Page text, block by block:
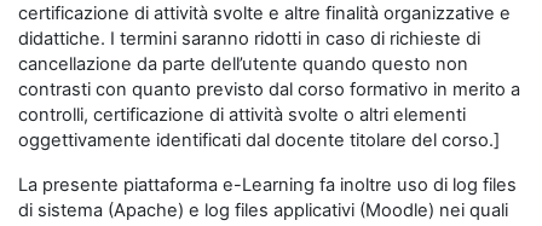
certificazione di attività svolte e altre finalità organizzative e
didattiche. I termini saranno ridotti in caso di richieste di
cancellazione da parte dell’utente quando questo non
contrasti con quanto previsto dal corso formativo in merito a
controlli, certificazione di attività svolte o altri elementi
oggettivamente identificati dal docente titolare del corso.]
La presente piattaforma e-Learning fa inoltre uso di log files
di sistema (Apache) e log files applicativi (Moodle) nei quali